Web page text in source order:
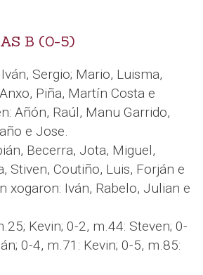
B (0-5)
Sergio; Mario, Luisma,
Piña, Martín Costa e
Añón, Raúl, Manu Garrido,
e Jose.
Becerra, Jota, Miguel,
Stiven, Coutiño, Luis, Forján e
xogaron: Iván, Rabelo, Julian e
Kevin; 0-2, m.44: Steven; 0-
0-4, m.71: Kevin; 0-5, m.85: